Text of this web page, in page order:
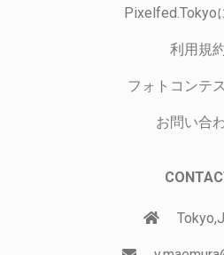
Pixelfed.Tokyo
利用規
フォトコンテ
お問い合